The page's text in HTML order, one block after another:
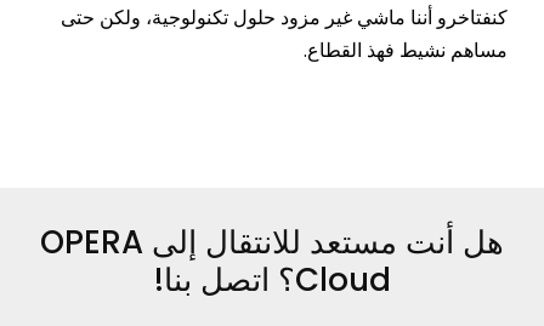
كنفتاخرو أننا ماشي غير مزود حلول تكنولوجية، ولكن حتى
مساهم نشيط فهذ القطاع.
هل أنت مستعد للانتقال إلى OPERA
Cloud؟ اتصل بنا!